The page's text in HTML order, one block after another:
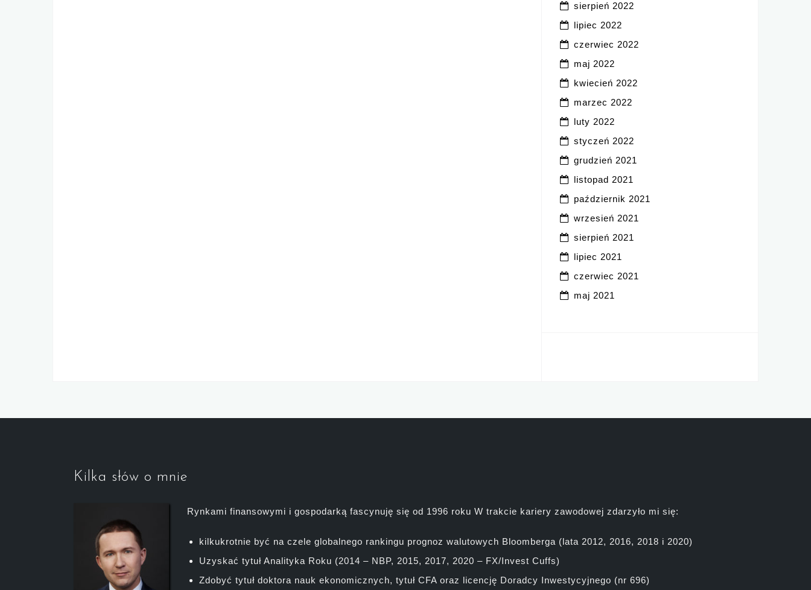
sierpień 2022
lipiec 2022
czerwiec 2022
maj 2022
kwiecień 2022
marzec 2022
luty 2022
styczeń 2022
grudzień 2021
listopad 2021
październik 2021
wrzesień 2021
sierpień 2021
lipiec 2021
czerwiec 2021
maj 2021
Kilka słów o mnie
Rynkami finansowymi i gospodarką fascynuję się od 1996 roku W trakcie kariery zawodowej zdarzyło mi się:
kilkukrotnie być na czele globalnego rankingu prognoz walutowych Bloomberga (lata 2012, 2016, 2018 i 2020)
Uzyskać tytuł Analityka Roku (2014 – NBP, 2015, 2017, 2020 – FX/Invest Cuffs)
Zdobyć tytuł doktora nauk ekonomicznych, tytuł CFA oraz licencję Doradcy Inwestycyjnego (nr 696)